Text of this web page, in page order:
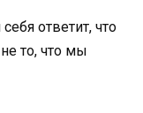
ответит, что
то, что мы